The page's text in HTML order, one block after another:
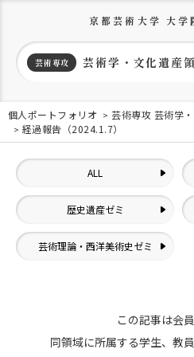
京都芸術大学 大学
芸術専攻 芸術学・文化遺産
個人ポートフォリオ
芸術専攻 芸術学
経過報告（2024.1.7）
ALL
歴史遺産ゼミ
芸術理論・西洋美術史ゼミ
この記事は会
同領域に所属する学生、教